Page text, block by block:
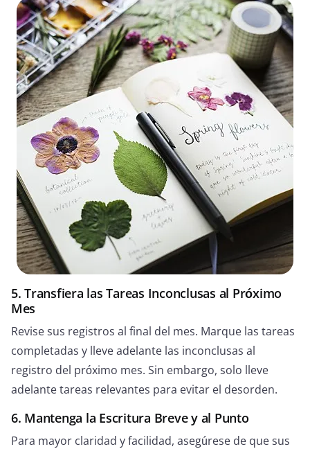
5. Transfiera las Tareas Inconclusas al Próximo
Mes
Revise sus registros al final del mes. Marque las tareas
completadas y lleve adelante las inconclusas al
registro del próximo mes. Sin embargo, solo lleve
adelante tareas relevantes para evitar el desorden.
6. Mantenga la Escritura Breve y al Punto
Para mayor claridad y facilidad, asegúrese de que sus